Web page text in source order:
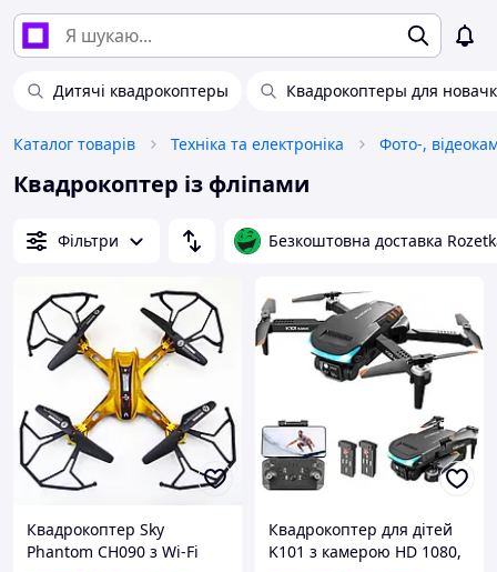
Дитячі квадрокоптеры Квадрокоптеры для
Каталог товарів Техніка та електроніка Фото-,
Квадрокоптер із фліпами
Фільтри Безкоштовна доставка
Квадрокоптер Sky
Phantom CH090 з Wi-Fi
Квадрокоптер для дітей
K101 з камерою HD 1080,